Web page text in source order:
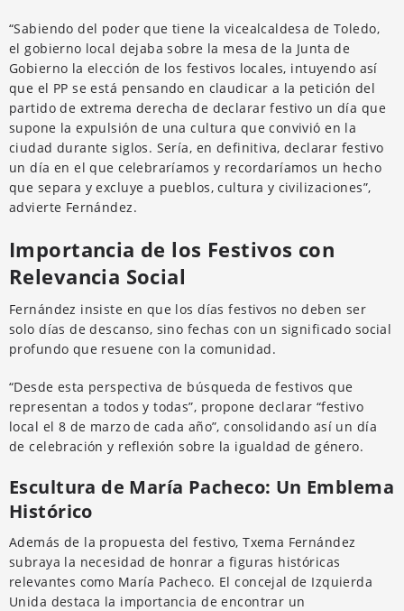
“Sabiendo del poder que tiene la vicealcaldesa de Toledo,
el gobierno local dejaba sobre la mesa de la Junta de
Gobierno la elección de los festivos locales, intuyendo así
que el PP se está pensando en claudicar a la petición del
partido de extrema derecha de declarar festivo un día que
supone la expulsión de una cultura que convivió en la
ciudad durante siglos. Sería, en definitiva, declarar festivo
un día en el que celebraríamos y recordaríamos un hecho
que separa y excluye a pueblos, cultura y civilizaciones”,
advierte Fernández.
Importancia de los Festivos con
Relevancia Social
Fernández insiste en que los días festivos no deben ser
solo días de descanso, sino fechas con un significado social
profundo que resuene con la comunidad.
“Desde esta perspectiva de búsqueda de festivos que
representan a todos y todas”, propone declarar “festivo
local el 8 de marzo de cada año”, consolidando así un día
de celebración y reflexión sobre la igualdad de género.
Escultura de María Pacheco: Un Emblema
Histórico
Además de la propuesta del festivo, Txema Fernández
subraya la necesidad de honrar a figuras históricas
relevantes como María Pacheco. El concejal de Izquierda
Unida destaca la importancia de encontrar un